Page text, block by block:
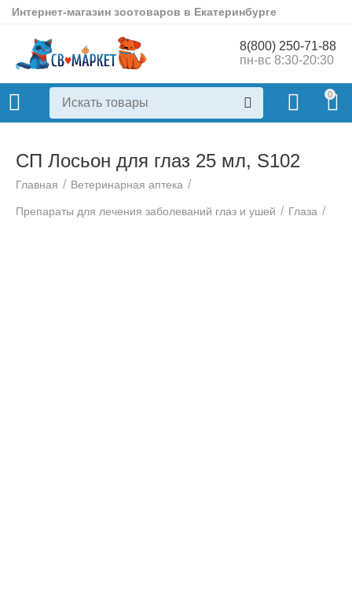
Интернет-магазин зоотоваров в Екатеринбурге
8(800) 250-71-88
пн-вс 8:30-20:30
0
СП Лосьон для глаз 25 мл, S102
Главная / Ветеринарная аптека /
Препараты для лечения заболеваний глаз и ушей / Глаза /